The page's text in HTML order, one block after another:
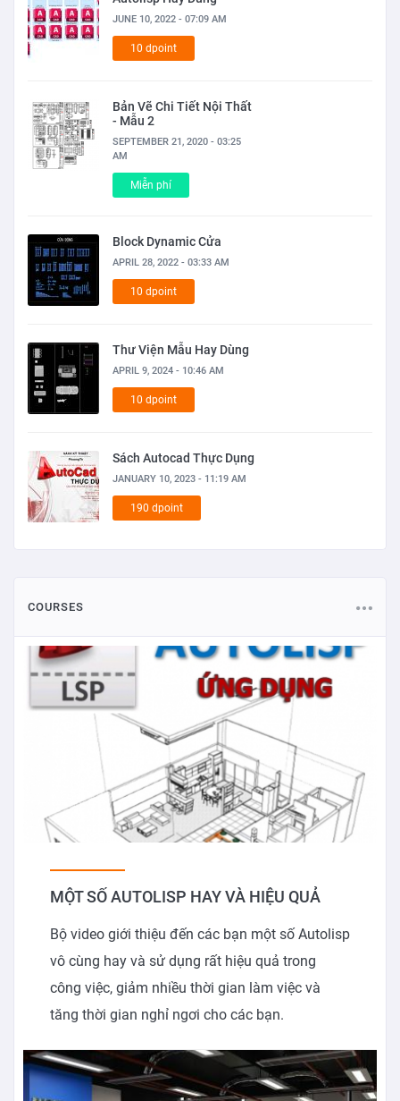
JUNE 10, 2022 - 07:09 AM
10 dpoint
Bản Vẽ Chi Tiết Nội Thất
- Mẫu 2
SEPTEMBER 21, 2020 - 03:25
AM
Miễn phí
Block Dynamic Cửa
APRIL 28, 2022 - 03:33 AM
10 dpoint
Thư Viện Mẫu Hay Dùng
APRIL 9, 2024 - 10:46 AM
10 dpoint
Sách Autocad Thực Dụng
JANUARY 10, 2023 - 11:19 AM
190 dpoint
COURSES
MỘT SỐ AUTOLISP HAY VÀ HIỆU QUẢ
Bộ video giới thiệu đến các bạn một số Autolisp
vô cùng hay và sử dụng rất hiệu quả trong
công việc, giảm nhiều thời gian làm việc và
tăng thời gian nghỉ ngơi cho các bạn.